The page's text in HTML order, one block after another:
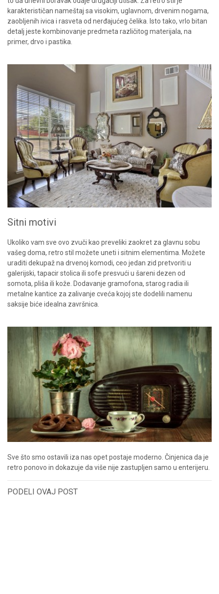
karakterističan nameštaj sa visokim, uglavnom, drvenim nogama,
zaobljenih ivica i rasveta od nerđajućeg čelika. Isto tako, vrlo bitan
detalj jeste kombinovanje predmeta različitog materijala, na
primer, drvo i pastika.
Sitni motivi
Ukoliko vam sve ovo zvuči kao preveliki zaokret za glavnu sobu
vašeg doma, retro stil možete uneti i sitnim elementima. Možete
uraditi dekupaž na drvenoj komodi, ceo jedan zid pretvoriti u
galerijski, tapacir stolica ili sofe presvući u šareni dezen od
somota, pliša ili kože. Dodavanje gramofona, starog radia ili
metalne kantice za zalivanje cveća kojoj ste dodelili namenu
saksije biće idealna završnica.
Sve što smo ostavili iza nas opet postaje moderno. Činjenica da je
retro ponovo in dokazuje da više nije zastupljen samo u enterijeru.
PODELI OVAJ POST